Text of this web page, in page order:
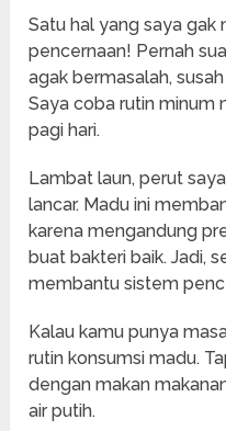
Satu hal yang saya gak
pencernaan! Pernah
agak bermasalah,
Saya coba rutin minum
pagi hari.
Lambat laun, perut
lancar. Madu ini
karena mengandung
buat bakteri baik. Jadi,
membantu sistem
Kalau kamu punya
rutin konsumsi madu.
dengan makan
air putih.